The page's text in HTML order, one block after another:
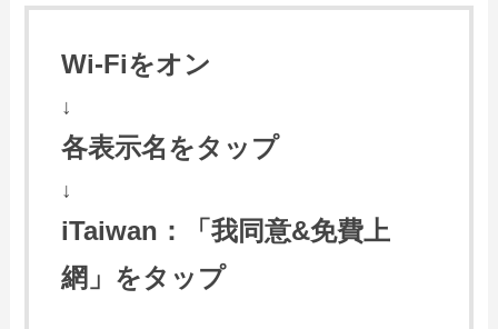
Wi-Fiをオン
↓
各表示名をタップ
↓
iTaiwan：「我同意&免費上
網」をタップ